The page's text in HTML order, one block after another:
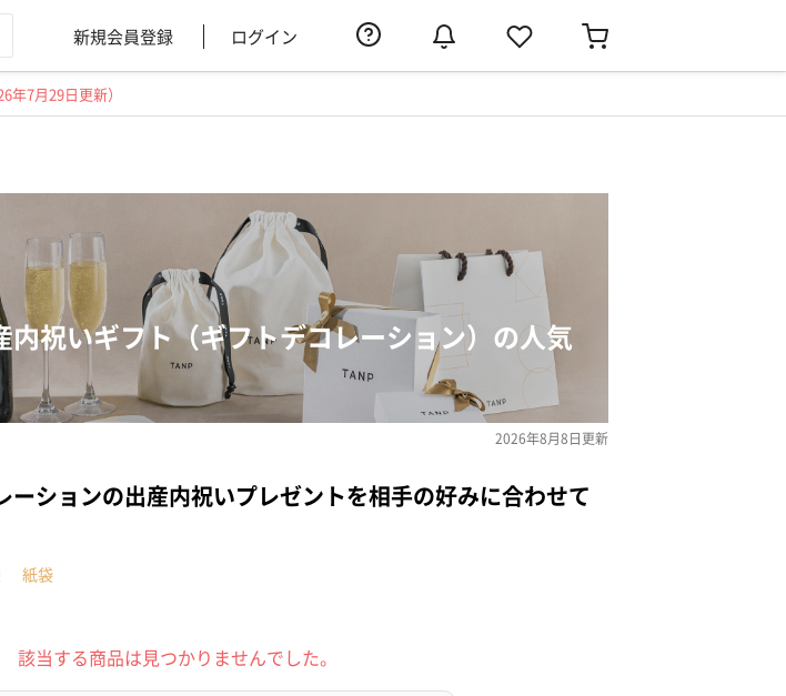
新規会員登録 ログイン
7月29日更新）
内祝いギフト（ギフトデコレーション）の人気
2026年8月8日更新
ーションの出産内祝いプレゼントを相手の好みに合わせて
紙袋
該当する商品は見つかりませんでした。